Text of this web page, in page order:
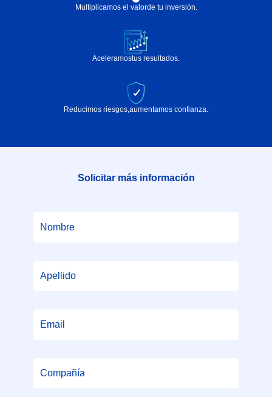
Multiplicamos el valorde tu inversión.
Aceleramostus resultados.
Reducimos riesgos,aumentamos confianza.
Solicitar más información